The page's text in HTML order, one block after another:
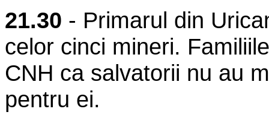
21.30 - Primarul din
celor cinci mineri.
CNH ca salvatorii nu au
pentru ei.